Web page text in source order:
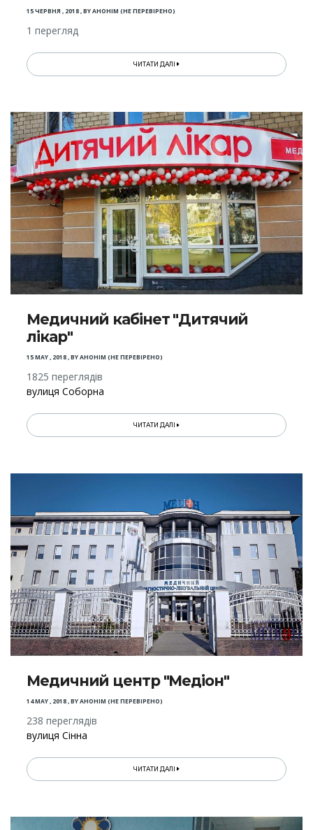
15 ЧЕРВНЯ , 2018,BYАНОНІМ (НЕ ПЕРЕВІРЕНО)
1 перегляд
ЧИТАТИ ДАЛІ
Медичний кабінет "Дитячий
лікар"
15 MAY , 2018,BYАНОНІМ (НЕ ПЕРЕВІРЕНО)
1825 переглядів
вулиця Соборна
ЧИТАТИ ДАЛІ
Медичний центр "Медіон"
14 MAY , 2018,BYАНОНІМ (НЕ ПЕРЕВІРЕНО)
238 переглядів
вулиця Сінна
ЧИТАТИ ДАЛІ